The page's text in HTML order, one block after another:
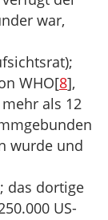
war,
WHO[8],
als 12
wurde und
das dortige
US-